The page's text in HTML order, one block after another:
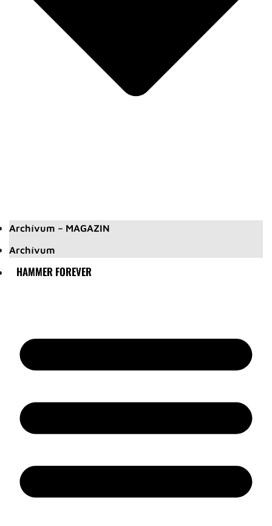
Archívum – MAGAZIN
Archívum
HAMMER FOREVER